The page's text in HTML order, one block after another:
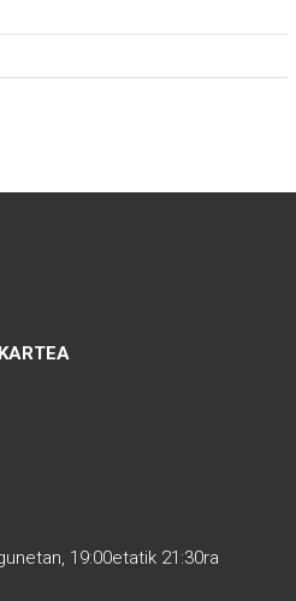
19:00etatik 21:30ra